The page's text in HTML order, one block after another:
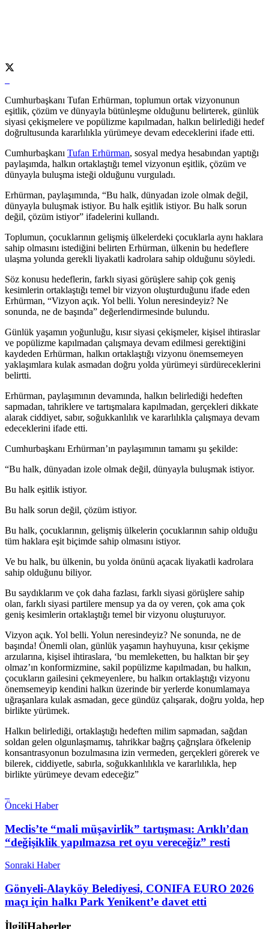
Cumhurbaşkanı Tufan Erhürman, toplumun ortak vizyonunun
eşitlik, çözüm ve dünyayla bütünleşme olduğunu belirterek, günlük
siyasi çekişmelere ve popülizme kapılmadan, halkın belirlediği hedef
doğrultusunda kararlılıkla yürümeye devam edeceklerini ifade etti.
Cumhurbaşkanı Tufan Erhürman, sosyal medya hesabından yaptığı
paylaşımda, halkın ortaklaştığı temel vizyonun eşitlik, çözüm ve
dünyayla buluşma isteği olduğunu vurguladı.
Erhürman, paylaşımında, “Bu halk, dünyadan izole olmak değil,
dünyayla buluşmak istiyor. Bu halk eşitlik istiyor. Bu halk sorun
değil, çözüm istiyor” ifadelerini kullandı.
Toplumun, çocuklarının gelişmiş ülkelerdeki çocuklarla aynı haklara
sahip olmasını istediğini belirten Erhürman, ülkenin bu hedeflere
ulaşma yolunda gerekli liyakatli kadrolara sahip olduğunu söyledi.
Söz konusu hedeflerin, farklı siyasi görüşlere sahip çok geniş
kesimlerin ortaklaştığı temel bir vizyon oluşturduğunu ifade eden
Erhürman, “Vizyon açık. Yol belli. Yolun neresindeyiz? Ne
sonunda, ne de başında” değerlendirmesinde bulundu.
Günlük yaşamın yoğunluğu, kısır siyasi çekişmeler, kişisel ihtiraslar
ve popülizme kapılmadan çalışmaya devam edilmesi gerektiğini
kaydeden Erhürman, halkın ortaklaştığı vizyonu önemsemeyen
yaklaşımlara kulak asmadan doğru yolda yürümeyi sürdüreceklerini
belirtti.
Erhürman, paylaşımının devamında, halkın belirlediği hedeften
sapmadan, tahriklere ve tartışmalara kapılmadan, gerçekleri dikkate
alarak ciddiyet, sabır, soğukkanlılık ve kararlılıkla çalışmaya devam
edeceklerini ifade etti.
Cumhurbaşkanı Erhürman’ın paylaşımının tamamı şu şekilde:
“Bu halk, dünyadan izole olmak değil, dünyayla buluşmak istiyor.
Bu halk eşitlik istiyor.
Bu halk sorun değil, çözüm istiyor.
Bu halk, çocuklarının, gelişmiş ülkelerin çocuklarının sahip olduğu
tüm haklara eşit biçimde sahip olmasını istiyor.
Ve bu halk, bu ülkenin, bu yolda önünü açacak liyakatli kadrolara
sahip olduğunu biliyor.
Bu saydıklarım ve çok daha fazlası, farklı siyasi görüşlere sahip
olan, farklı siyasi partilere mensup ya da oy veren, çok ama çok
geniş kesimlerin ortaklaştığı temel bir vizyonu oluşturuyor.
Vizyon açık. Yol belli. Yolun neresindeyiz? Ne sonunda, ne de
başında! Önemli olan, günlük yaşamın hayhuyuna, kısır çekişme
arzularına, kişisel ihtiraslara, ‘bu memleketten, bu halktan bir şey
olmaz’ın konformizmine, sakil popülizme kapılmadan, bu halkın,
çocukların gailesini çekmeyenlere, bu halkın ortaklaştığı vizyonu
önemsemeyip kendini halkın üzerinde bir yerlerde konumlamaya
uğraşanlara kulak asmadan, gece gündüz çalışarak, doğru yolda, hep
birlikte yürümek.
Halkın belirlediği, ortaklaştığı hedeften milim sapmadan, sağdan
soldan gelen olgunlaşmamış, tahrikkar bağrış çağrışlara öfkelenip
konsantrasyonun bozulmasına izin vermeden, gerçekleri görerek ve
bilerek, ciddiyetle, sabırla, soğukkanlılıkla ve kararlılıkla, hep
birlikte yürümeye devam edeceğiz”
Önceki Haber
Meclis’te “mali müşavirlik” tartışması: Arıklı’dan
“değişiklik yapılmazsa ret oyu vereceğiz” resti
Sonraki Haber
Gönyeli-Alayköy Belediyesi, CONIFA EURO 2026
maçı için halkı Park Yenikent’e davet etti
İlgiliHaberler